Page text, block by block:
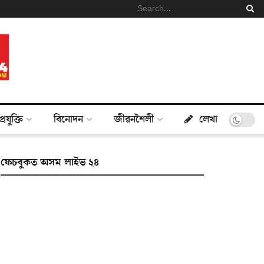
প্ৰযুক্তি বিনোদন জীৱনশৈলী লেখা
ফেচবুকত অসম লাইভ ২৪